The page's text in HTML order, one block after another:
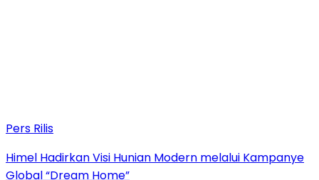
Pers Rilis
Himel Hadirkan Visi Hunian Modern melalui Kampanye
Global “Dream Home”